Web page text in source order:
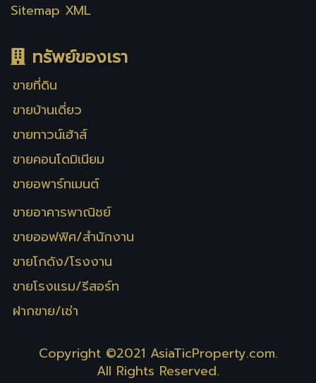
Sitemap XML
ทรัพย์ของเรา
ขายที่ดิน
ขายบ้านเดี่ยว
ขายทาวน์เฮ้าส์
ขายคอนโดมิเนียม
ขายอพาร์ทเมนต์
ขายอาคารพาณิชย์
ขายออฟฟิศ/สำนักงาน
ขายโกดัง/โรงงาน
ขายโรงเเรม/รีสอร์ท
ฝากขาย/เช่า
Copyright ©2021 AsiaTicProperty.com.
All Rights Reserved.